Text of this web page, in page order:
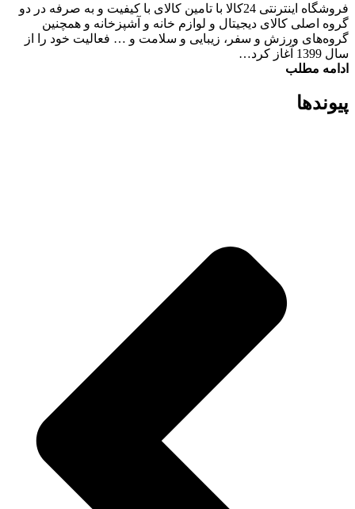
فروشگاه اینترنتی 24کالا با تامین کالای با کیفیت و به صرفه در دو
گروه اصلی کالای دیجیتال و لوازم خانه و آشپزخانه و همچنین
گروه‌های ورزش و سفر، زیبایی و سلامت و … فعالیت خود را از
سال 1399 آغاز کرد…
ادامه مطلب
پیوند‌ها